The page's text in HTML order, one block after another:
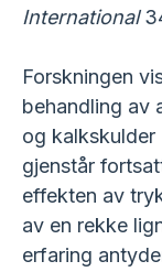
International
Forskningen
behandling av
og
gjenstår
effekten av
av en rekke
erfaring